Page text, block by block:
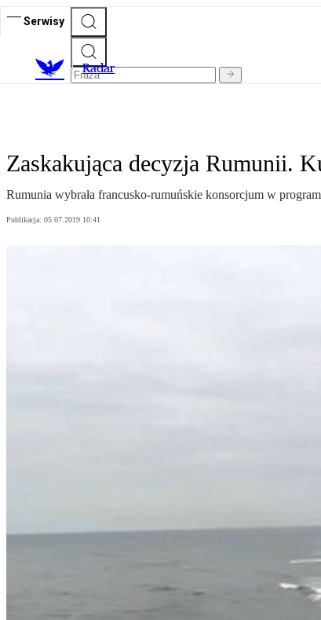
Serwisy
Radar
Zaskakująca decyzja Rumunii.
Rumunia wybrała francusko-rumuńskie konsorcjum w
Publikacja: 05.07.2019 10:41